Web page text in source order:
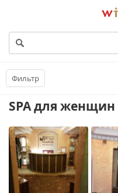
Фильтр
SPA для женщин